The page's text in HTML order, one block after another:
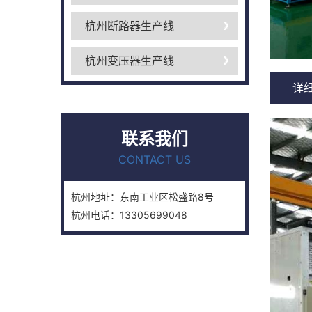
杭州断路器生产线
杭州变压器生产线
联系我们
CONTACT US
杭州地址：东南工业区松盛路8号
杭州电话：13305699048
详